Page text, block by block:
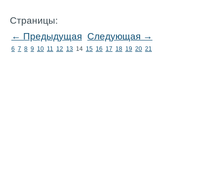
Страницы:
← Предыдущая Следующая →
6 7 8 9 10 11 12 13 14 15 16 17 18 19 20 21